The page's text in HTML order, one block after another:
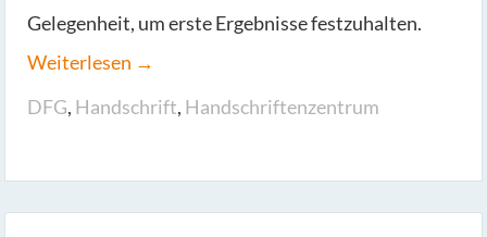
Gelegenheit, um erste Ergebnisse festzuhalten.
Weiterlesen →
DFG, Handschrift, Handschriftenzentrum